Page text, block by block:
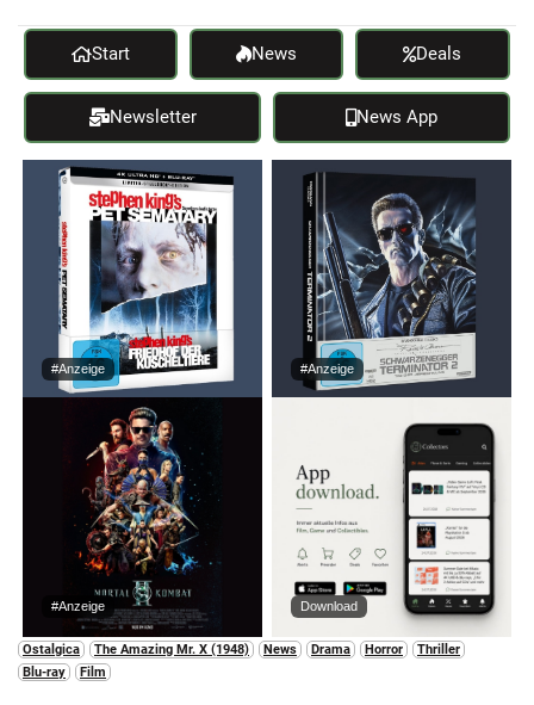
Start News Deals
Newsletter News App
#Anzeige #Anzeige
#Anzeige Download
Ostalgica The Amazing Mr. X (1948) News Drama Horror
Thriller
Blu-ray
Film